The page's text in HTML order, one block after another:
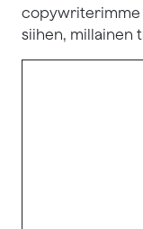
copywriterimme
siihen, millainen